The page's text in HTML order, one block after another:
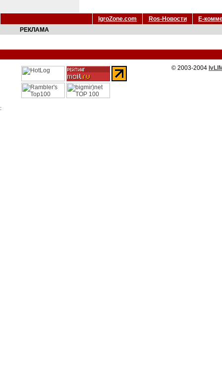
IgroZone.com Ros-Новости
Е-
РЕКЛАМА
© 2003-2004
: